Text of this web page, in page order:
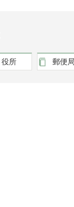
役所 郵便局